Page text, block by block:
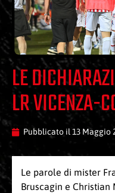
LE
LR VICENZA-
Pubblicato il 13 Maggio
Le parole di mister
Bruscagin e